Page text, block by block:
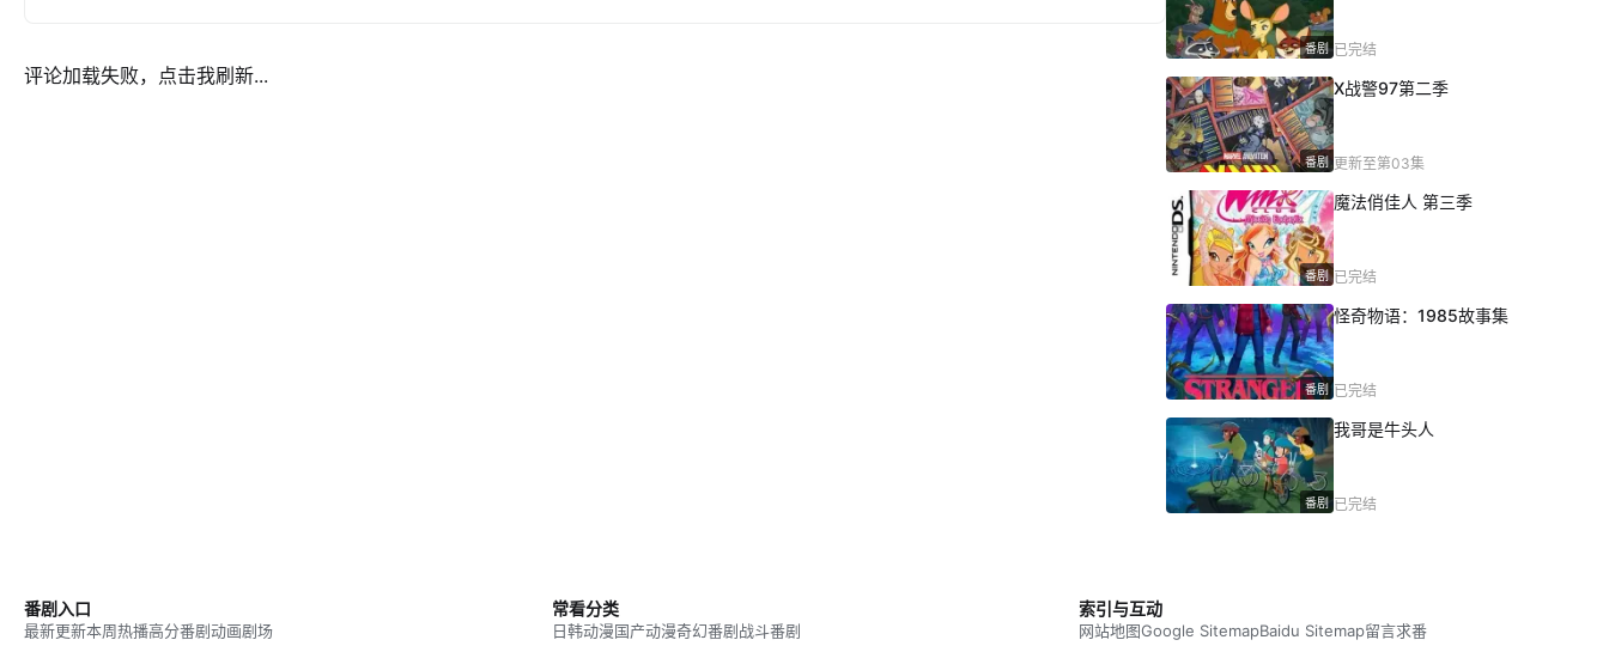
评论加载失败，点击我刷新...
番剧 已完结
番剧
X战警97第二季
更新至第03集
番剧
魔法俏佳人 第三季
已完结
番剧
怪奇物语：1985故事集
已完结
番剧
我哥是牛头人
已完结
番剧入口
最新更新本周热播高分番剧动画剧场
常看分类
日韩动漫国产动漫奇幻番剧战斗番剧
索引与互动
网站地图Google SitemapBaidu Sitemap留言求番